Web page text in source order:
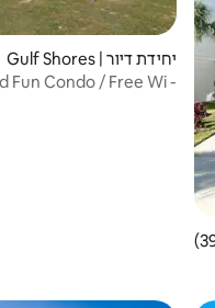
5 מתוך 5, 39 ביקורות
יחידת דיור | Gulf Shores
Fun Condo / Free Wi -